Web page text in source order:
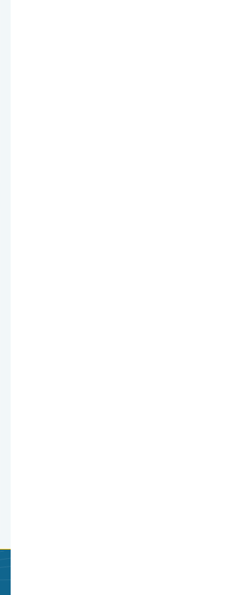
de votre dimanche. . . samedi 13 juin 2026